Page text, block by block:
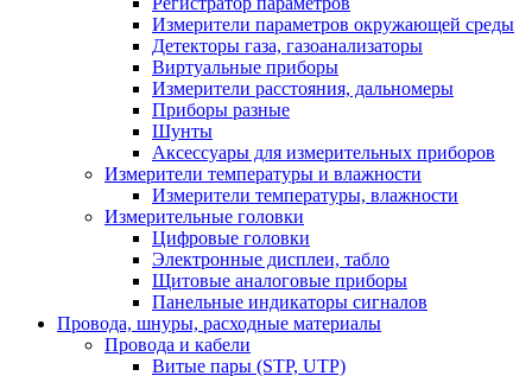
Измерители параметров окружающей среды
Детекторы газа, газоанализаторы
Виртуальные приборы
Измерители расстояния, дальномеры
Приборы разные
Шунты
Аксессуары для измерительных приборов
Измерители температуры и влажности
Измерители температуры, влажности
Измерительные головки
Цифровые головки
Электронные дисплеи, табло
Щитовые аналоговые приборы
Панельные индикаторы сигналов
Провода, шнуры, расходные материалы
Провода и кабели
Витые пары (STP, UTP)